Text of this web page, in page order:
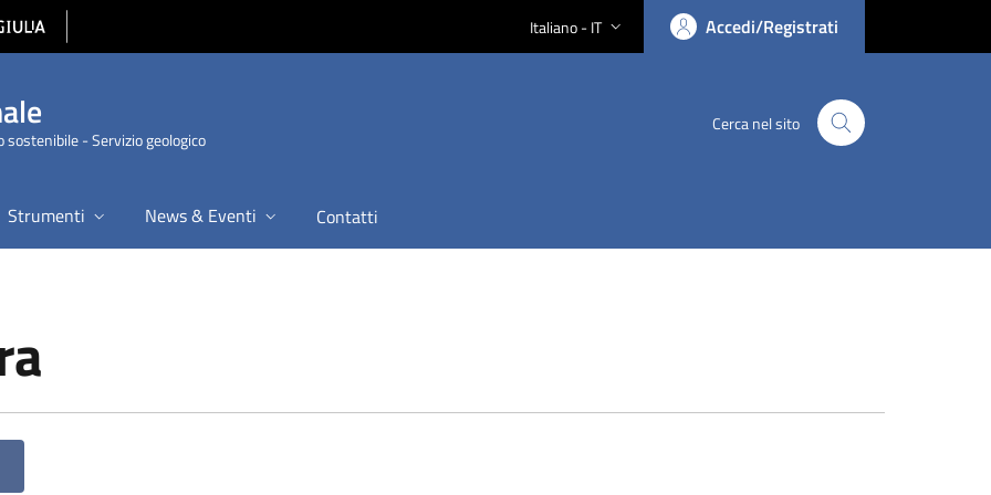
Lingua attiva:
Italiano - IT Accedi/Registrati
- Servizio geologico
Cerca nel sito Cerca nel sito
Strumenti News & Eventi Contatti